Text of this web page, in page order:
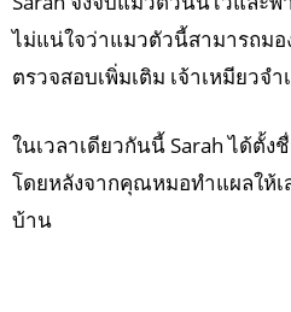
ไม่แน่ใจว่าแมวตัวนี้สามารถมอ
ตรวจสอบเพิ่มเติม เจ้าเหมียวจ
ในเวลาเดียวกันนี้ Sarah ได้ตั้ง
โดยหลังจากคุณหมอทำแผลให้เ
บ้าน